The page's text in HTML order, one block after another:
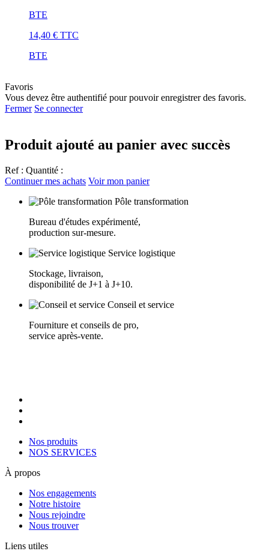
BTE
14,40 € TTC
BTE
Favoris
Vous devez être authentifié pour pouvoir enregistrer des favoris.
Fermer Se connecter
Produit ajouté au panier avec succès
Ref : Quantité :
Continuer mes achats Voir mon panier
Pôle transformation
Bureau d'études expérimenté,
production sur-mesure.
Service logistique
Stockage, livraison,
disponibilité de J+1 à J+10.
Conseil et service
Fourniture et conseils de pro,
service après-vente.
Nos produits
NOS SERVICES
À propos
Nos engagements
Notre histoire
Nous rejoindre
Nous trouver
Liens utiles